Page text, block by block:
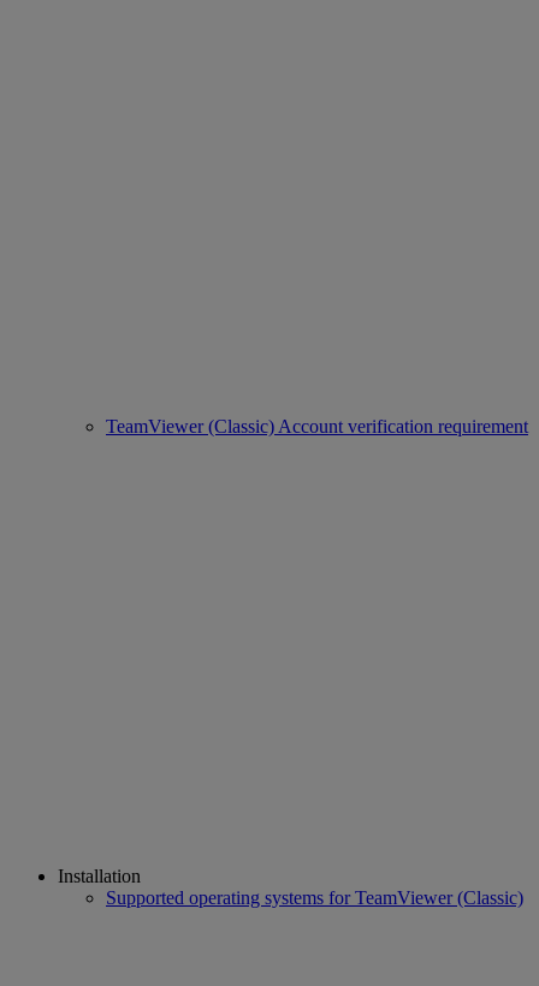
TeamViewer (Classic) Account verification requirement
Installation
Supported operating systems for TeamViewer (Classic)